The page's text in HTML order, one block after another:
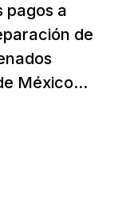
pagos a
de
México...